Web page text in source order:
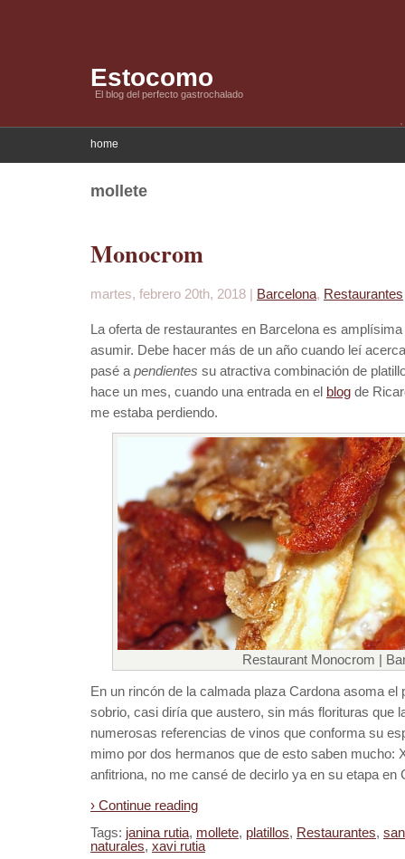
Estocomo
El blog del perfecto gastrochalado
home
mollete
Monocrom
martes, febrero 20th, 2018 | Barcelona, Restaurantes
La oferta de restaurantes en Barcelona es
asumir. Debe hacer más de un año cuando leí
pasé a pendientes su atractiva combinación de
hace un mes, cuando una entrada en el blog de
me estaba perdiendo.
Restaurant Monocrom |
En un rincón de la calmada plaza Cardona asoma el
sobrio, casi diría que austero, sin más florituras que
numerosas referencias de vinos que conforma su
mimo por dos hermanos que de esto saben mucho:
anfitriona, no me cansé de decirlo ya en su etapa en
› Continue reading
Tags: janina rutia, mollete, platillos, Restaurantes,
naturales, xavi rutia